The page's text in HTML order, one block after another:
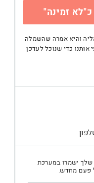
זמינה"
והיא אמרה שהשמלה
אותנו כדי שנוכל לעדכן
ישמרו במערכת
פעם מחדש.